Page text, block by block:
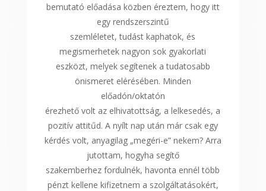
bemutató előadása közben éreztem, hogy itt
egy rendszerszintű
szemléletet, tudást kaphatok, és
megismerhetek nagyon sok gyakorlati
eszközt, melyek segítenek a tudatosabb
önismeret elérésében. Minden
előadón/oktatón
érezhető volt az elhivatottság, a lelkesedés, a
pozitív attitűd. A nyílt nap után már csak egy
kérdés volt, anyagilag „megéri-e” nekem? Arra
jutottam, hogyha segítő
szakemberhez fordulnék, havonta ennél több
pénzt kellene kifizetnem a szolgáltatásokért,